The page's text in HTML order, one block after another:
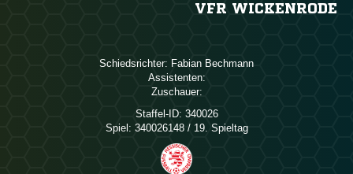
VFR WICKENRODE
Schiedsrichter:  
Assistenten:
Zuschauer:
Staffel-ID: 340026
Spiel: 340026148 / 19. Spieltag